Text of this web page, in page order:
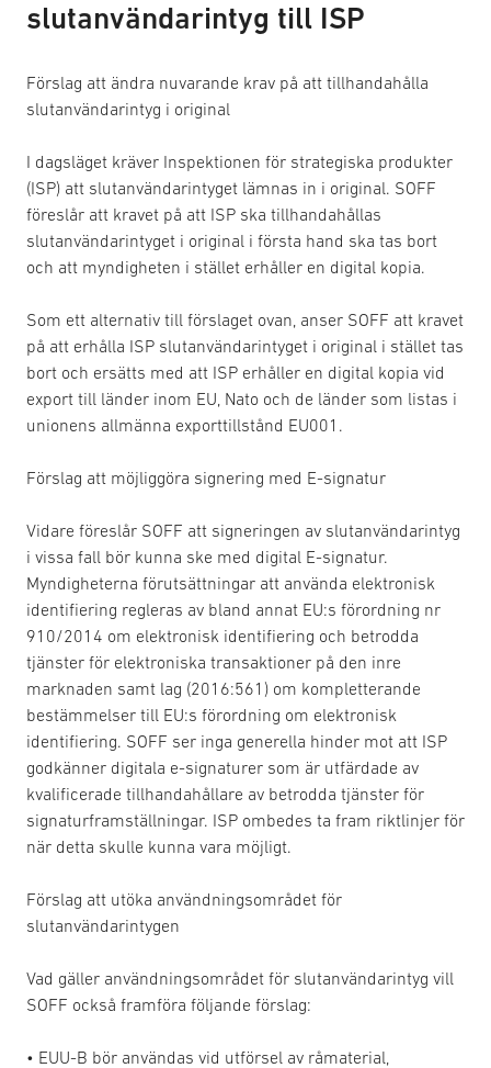
slutanvändarintyg till ISP
Förslag att ändra nuvarande krav på att tillhandahålla
slutanvändarintyg i original
I dagsläget kräver Inspektionen för strategiska produkter
(ISP) att slutanvändarintyget lämnas in i original. SOFF
föreslår att kravet på att ISP ska tillhandahållas
slutanvändarintyget i original i första hand ska tas bort
och att myndigheten i stället erhåller en digital kopia.
Som ett alternativ till förslaget ovan, anser SOFF att kravet
på att erhålla ISP slutanvändarintyget i original i stället tas
bort och ersätts med att ISP erhåller en digital kopia vid
export till länder inom EU, Nato och de länder som listas i
unionens allmänna exporttillstånd EU001.
Förslag att möjliggöra signering med E-signatur
Vidare föreslår SOFF att signeringen av slutanvändarintyg
i vissa fall bör kunna ske med digital E-signatur.
Myndigheterna förutsättningar att använda elektronisk
identifiering regleras av bland annat EU:s förordning nr
910/2014 om elektronisk identifiering och betrodda
tjänster för elektroniska transaktioner på den inre
marknaden samt lag (2016:561) om kompletterande
bestämmelser till EU:s förordning om elektronisk
identifiering. SOFF ser inga generella hinder mot att ISP
godkänner digitala e-signaturer som är utfärdade av
kvalificerade tillhandahållare av betrodda tjänster för
signaturframställningar. ISP ombedes ta fram riktlinjer för
när detta skulle kunna vara möjligt.
Förslag att utöka användningsområdet för
slutanvändarintygen
Vad gäller användningsområdet för slutanvändarintyg vill
SOFF också framföra följande förslag:
• EUU-B bör användas vid utförsel av råmaterial,